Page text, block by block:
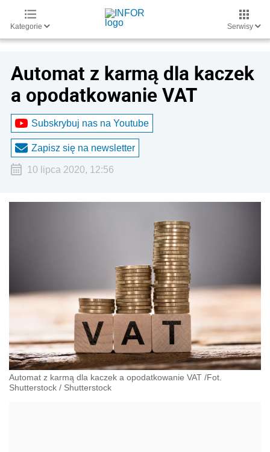
Kategorie Serwisy
Automat z karmą dla kaczek
a opodatkowanie VAT
Subskrybuj nas na Youtube
Zapisz się na newsletter
10 lipca 2020, 12:56
Automat z karmą dla kaczek a opodatkowanie VAT /Fot.
Shutterstock / Shutterstock